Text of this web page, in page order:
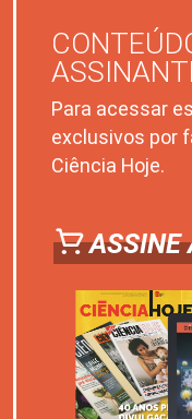
Para acessar
exclusivos por
Ciência Hoje.
ASSINE